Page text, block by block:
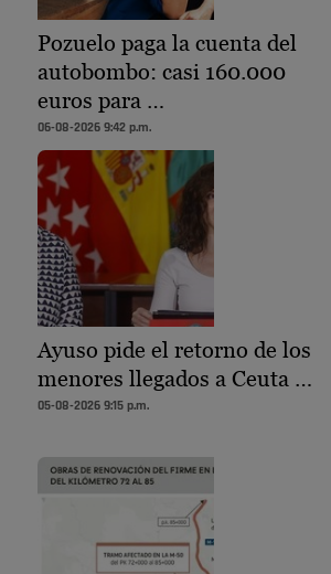
Pozuelo paga la cuenta del
autobombo: casi 160.000
euros para …
06-08-2026 9:42 p.m.
Ayuso pide el retorno de los
menores llegados a Ceuta …
05-08-2026 9:15 p.m.